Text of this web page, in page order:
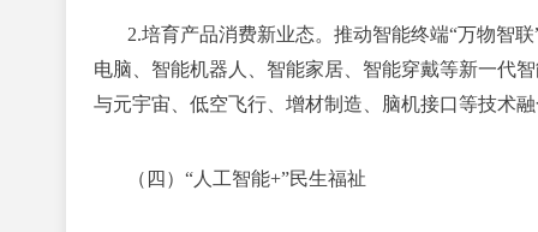
2.培育产品消费新业态。 推动智能终端“万物智
电脑、智能机器人、智能家居、智能穿戴等新一代
与元宇宙、低空飞行、增材制造、脑机接口等技术
（四）“人工智能+”民生福祉